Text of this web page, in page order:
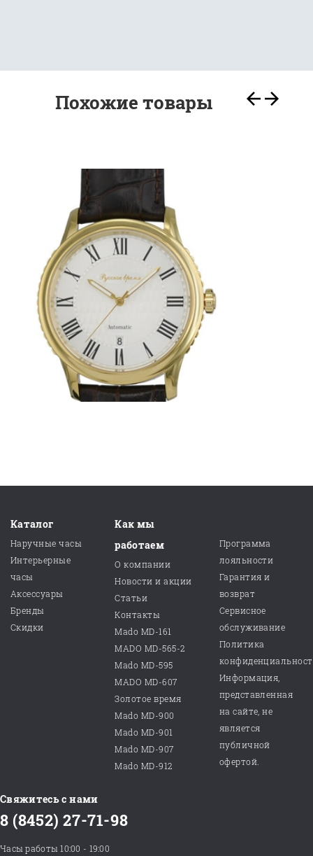
Похожие товары
Каталог
Наручные часы
Интерьерные
часы
Аксессуары
Бренды
Скидки
Как мы
работаем
О компании
Новости и акции
Статьи
Контакты
Mado MD-161
MADO MD-565-2
Mado MD-595
MADO MD-607
Золотое время
Mado MD-900
Mado MD-901
Mado MD-907
Mado MD-912
Программа
лояльности
Гарантия и
возврат
Сервисное
обслуживание
Политика
Информация,
представленная
на сайте, не
является
публичной
офертой.
Свяжитесь с нами
8 (8452) 27-71-98
Часы работы 10:00 - 19:00